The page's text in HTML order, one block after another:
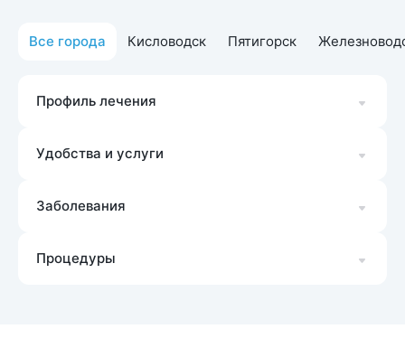
Все города Кисловодск Пятигорск
Профиль лечения
Удобства и услуги
Заболевания
Процедуры